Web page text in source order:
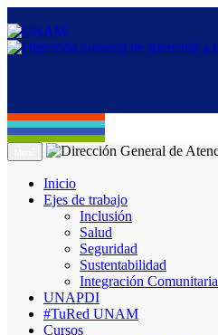
Inicio
Ejes de trabajo
Inclusión
Salud
Seguridad
Sustentabilidad
Integración Comunitaria
UNAPDI
#TuRed UNAM
Cursos